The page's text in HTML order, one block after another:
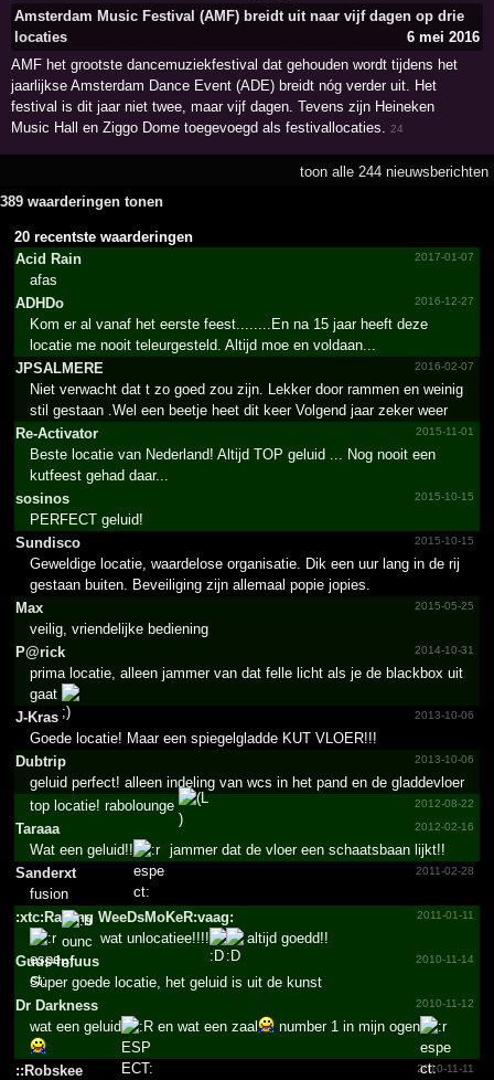
Amsterdam Music Festival (AMF) breidt uit naar vijf dagen op drie
locaties
6 mei 2016
AMF het grootste dancemuziekfestival dat gehouden wordt tijdens het
jaarlijkse Amsterdam Dance Event (ADE) breidt nóg verder uit. Het
festival is dit jaar niet twee, maar vijf dagen. Tevens zijn Heineken
Music Hall en Ziggo Dome toegevoegd als festivallocaties.24
toon alle 244 nieuwsberichten
389 waarderingen tonen
20 recentste waarderingen
Acid Rain
2017-01-07
afas
ADHDo
2016-12-27
Kom er al vanaf het eerste feest........En na 15 jaar heeft deze
locatie me nooit teleurgesteld. Altijd moe en voldaan...
JPSALMERE
2016-02-07
Niet verwacht dat t zo goed zou zijn. Lekker door rammen en weinig
stil gestaan .Wel een beetje heet dit keer Volgend jaar zeker weer
Re-Activator
2015-11-01
Beste locatie van Nederland! Altijd TOP geluid ... Nog nooit een
kutfeest gehad daar...
sosinos
2015-10-15
PERFECT geluid!
Sundisco
2015-10-15
Geweldige locatie, waardelose organisatie. Dik een uur lang in de rij
gestaan buiten. Beveiliging zijn allemaal popie jopies.
Max
2015-05-25
veilig, vriendelijke bediening
P@rick
2014-10-31
prima locatie, alleen jammer van dat felle licht als je de blackbox uit
gaat
J-Kras
2013-10-06
Goede locatie! Maar een spiegelgladde KUT VLOER!!!
Dubtrip
2013-10-06
geluid perfect! alleen indeling van wcs in het pand en de gladdevloer
2012-08-22
top locatie! rabolounge
Taraaa
2012-02-16
Wat een geluid!!
jammer dat de vloer een schaatsbaan lijkt!!
Sanderxt
2011-02-28
fusion
:xtc:RaVing WeeDsM­oKeR:v­aag:
2011-01-11
wat unlocatiee!!!!
altijd goedd!!
Guus-Infuus
2010-11-14
Super goede locatie, het geluid is uit de kunst
Dr Darkness
2010-11-12
wat een geluid en wat een zaal number 1 in mijn ogen
::Robskee 2010-11-11